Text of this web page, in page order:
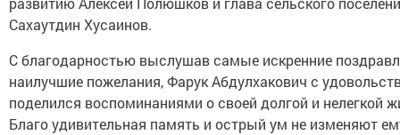
Сахаутдин Хусаинов.
С благодарностью выслушав самые искренние
наилучшие пожелания, Фарук Абдулхакович с
поделился воспоминаниями о своей долгой и нелегкой
Благо удивительная память и острый ум не изменяют